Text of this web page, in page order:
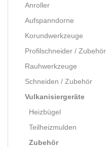
Anroller
Aufspanndorne
Korundwerkzeuge
Profilschneider / Zubehör
Rauhwerkzeuge
Schneiden / Zubehör
Vulkanisiergeräte
Heizbügel
Teilheizmulden
Zubehör